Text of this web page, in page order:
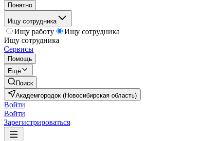
Понятно
Ищу сотрудника
Ищу работу
Ищу сотрудника
Ищу сотрудника
Сервисы
Помощь
Ещё
Поиск
Академгородок (Новосибирская область)
Войти
Войти
Зарегистрироваться